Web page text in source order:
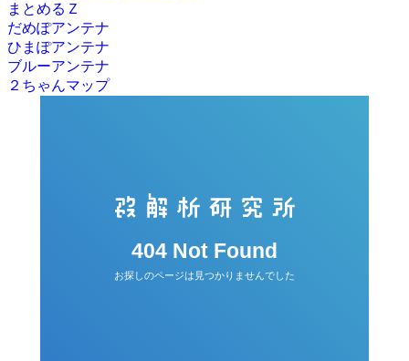
まとめるＺ
だめぽアンテナ
ひまぽアンテナ
ブルーアンテナ
２ちゃんマップ